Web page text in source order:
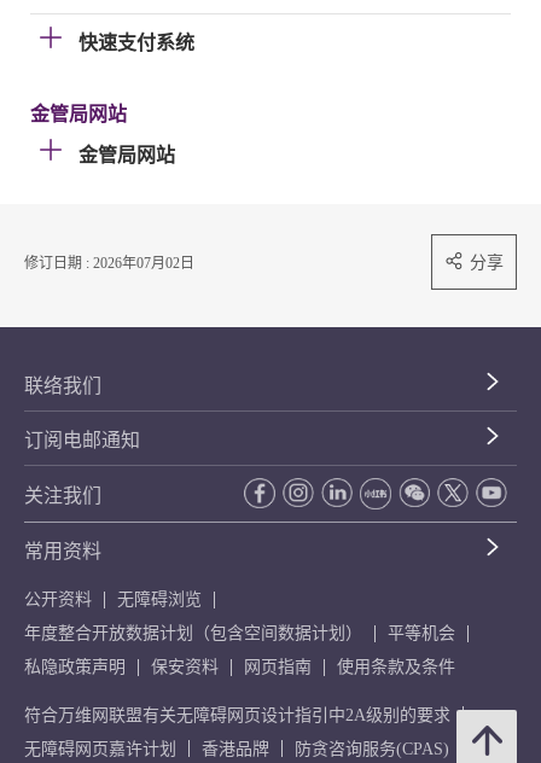
快速支付系统
金管局网站
金管局网站
修订日期 : 2026年07月02日 分享
联络我们
订阅电邮通知
关注我们
常用资料
公开资料
无障碍浏览
年度整合开放数据计划（包含空间数据计划）
平等机会
私隐政策声明
保安资料 网页指南 使用条款及条件
符合万维网联盟有关无障碍网页设计指引中2A级别的要求
无障碍网页嘉许计划
香港品牌 防贪咨询服务(CPAS)